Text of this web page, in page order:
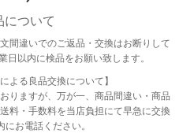
について
間違いでのご返品・交換はお断りして
日以内に検品をお願い致します。
よる良品交換について】
りますが、万が一、商品間違い・商品
料・手数料を当店負担にて早急に交換
お電話ください。